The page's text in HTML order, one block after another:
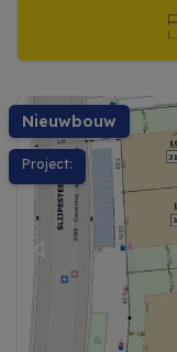
nieuwbouw
Project:
Previous